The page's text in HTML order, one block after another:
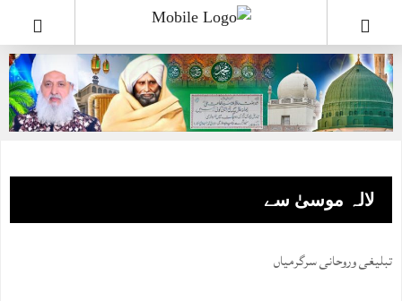
لالہ موسیٰ سے
تبلیغی وروحانی سرگرمیاں